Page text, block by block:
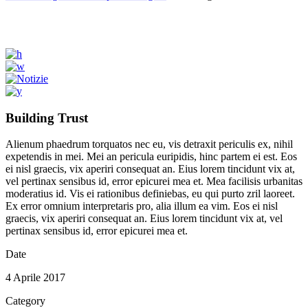
Building Trust
Alienum phaedrum torquatos nec eu, vis detraxit periculis ex, nihil
expetendis in mei. Mei an pericula euripidis, hinc partem ei est. Eos
ei nisl graecis, vix aperiri consequat an. Eius lorem tincidunt vix at,
vel pertinax sensibus id, error epicurei mea et. Mea facilisis urbanitas
moderatius id. Vis ei rationibus definiebas, eu qui purto zril laoreet.
Ex error omnium interpretaris pro, alia illum ea vim. Eos ei nisl
graecis, vix aperiri consequat an. Eius lorem tincidunt vix at, vel
pertinax sensibus id, error epicurei mea et.
Date
4 Aprile 2017
Category